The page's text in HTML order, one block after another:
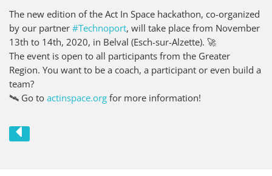
The new edition of the Act In Space hackathon, co-organized
by our partner #Technoport, will take place from November
13th to 14th, 2020, in Belval (Esch-sur-Alzette). 🚀
The event is open to all participants from the Greater
Region. You want to be a coach, a participant or even build a
team?
🛰 Go to actinspace.org for more information!